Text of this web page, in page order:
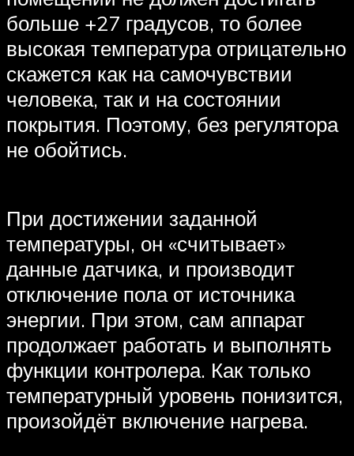
больше +27 градусов, то более
высокая температура отрицательно
скажется как на самочувствии
человека, так и на состоянии
покрытия. Поэтому, без регулятора
не обойтись.
При достижении заданной
температуры, он «считывает»
данные датчика, и производит
отключение пола от источника
энергии. При этом, сам аппарат
продолжает работать и выполнять
функции контролера. Как только
температурный уровень понизится,
произойдёт включение нагрева.